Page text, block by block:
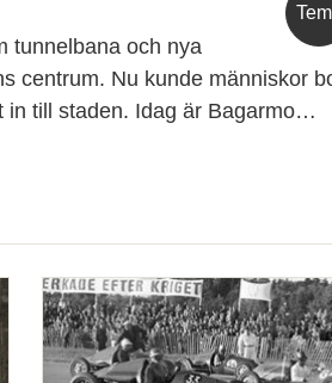
tunnelbana och nya
centrum. Nu kunde människor
in till staden. Idag är Bagarmo…